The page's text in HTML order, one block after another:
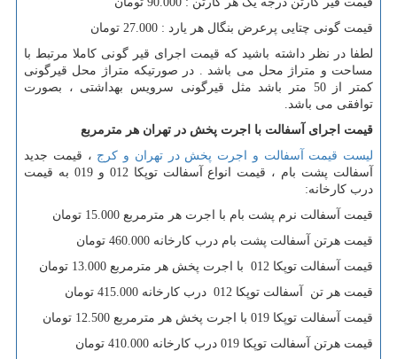
قیمت گونی چتایی پرعرض بنگال هر یارد : 27.000 تومان
لطفا در نظر داشته باشید که قیمت اجرای قیر گونی کاملا مرتبط با
مساحت و متراژ محل می باشد . در صورتیکه متراژ محل قیرگونی
کمتر از 50 متر باشد مثل قیرگونی سرویس بهداشتی ، بصورت
توافقی می باشد.
قیمت اجرای آسفالت با اجرت پخش در تهران هر مترمربع
لیست قیمت آسفالت و اجرت پخش در تهران و کرج ، قیمت جدید
آسفالت پشت بام ، قیمت انواع آسفالت توپکا 012 و 019 به قیمت
درب کارخانه:
قیمت آسفالت نرم پشت بام با اجرت هر مترمربع 15.000 تومان
قیمت هرتن آسفالت پشت بام درب کارخانه 460.000 تومان
قیمت آسفالت توپکا 012 با اجرت پخش هر مترمربع 13.000 تومان
قیمت هر تن آسفالت توپکا 012 درب کارخانه 415.000 تومان
قیمت آسفالت توپکا 019 با اجرت پخش هر مترمربع 12.500 تومان
قیمت هرتن آسفالت توپکا 019 درب کارخانه 410.000 تومان